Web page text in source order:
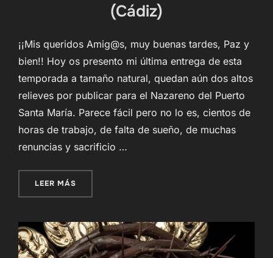
(Cádiz)
¡¡Mis queridos Amig@s, muy buenas tardes, Paz y
bien!! Hoy os presento mi última entrega de esta
temporada a tamaño natural, quedan aún dos altos
relieves por publicar para el Nazareno del Puerto
Santa María. Parece fácil pero no lo es, cientos de
horas de trabajo, de falta de sueño, de muchas
renuncias y sacrificio …
LEER MÁS